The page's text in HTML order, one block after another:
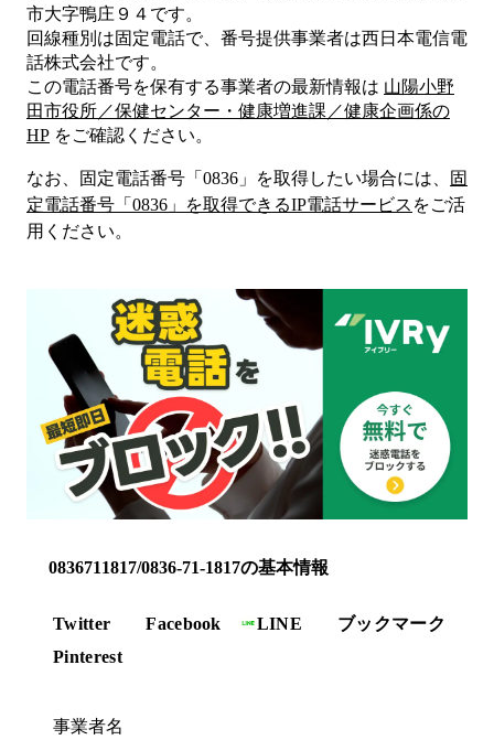
市大字鴨庄９４ です。
回線種別は固定電話で、番号提供事業者は西日本電信電
話株式会社です。
この電話番号を保有する事業者の最新情報は 山陽小野
田市役所／保健センター・健康増進課／健康企画係の
HP をご確認ください。
なお、固定電話番号「 0836 」を取得したい場合には、
固
定電話番号「 0836 」を取得できるIP電話サービス をご活
用ください。
0836711817/0836-71-1817の基本情報
Twitter Facebook LINE
ブックマーク
Pinterest
事業者名